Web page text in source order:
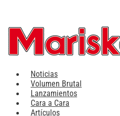
contenido
Noticias
Volumen Brutal
Lanzamientos
Cara a Cara
Artículos